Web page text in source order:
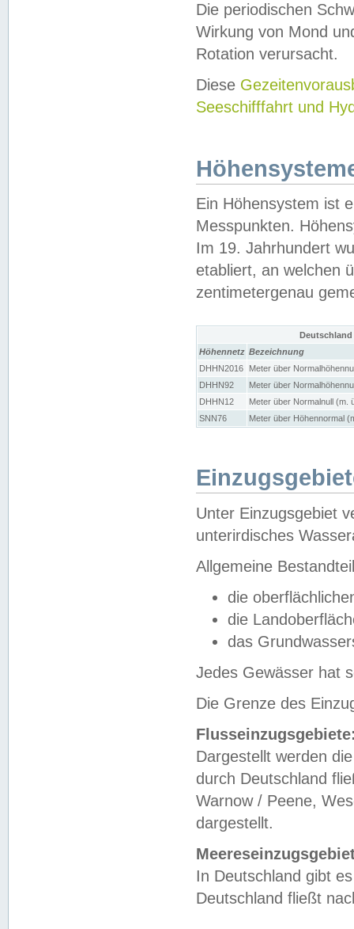
Die periodischen
Wirkung von Mond
Rotation verursacht.
Diese
Seeschifffahrt und
Ein Höhensystem ist
Messpunkten.
Im 19. Jahrhundert
etabliert, an welchen
zentimetergenau
Höhennetz Bezeichnung
DHHN2016
Meter über
DHHN92
Meter über
DHHN12
Meter über Normalnull (m.
SNN76
Meter über Höhennormal
Unter Einzugsgebiet
unterirdisches
Allgemeine
die
die
das
Jedes Gewässer hat
Die Grenze des
Dargestellt werden
durch Deutschland
Warnow / Peene,
dargestellt.
In Deutschland gibt
Deutschland fließt